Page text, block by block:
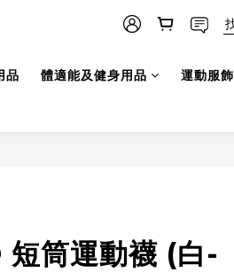
品 體適能及健身用品 運動服飾
筒運動襪 (白-